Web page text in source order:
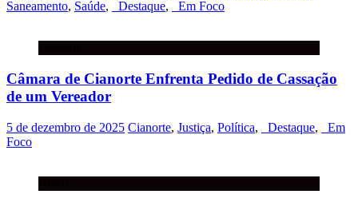
Saneamento, Saúde, _Destaque, _Em Foco
Câmara de Cianorte Enfrenta Pedido de Cassação
de um Vereador
5 de dezembro de 2025 Cianorte, Justiça, Política, _Destaque,
_Em
Foco